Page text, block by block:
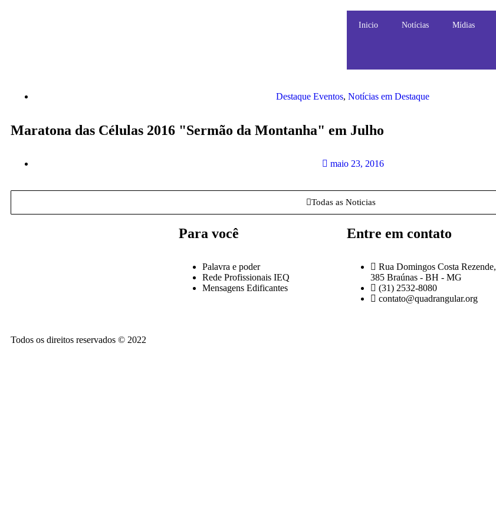
Inicio Notícias Mídias
Destaque Eventos, Notícias em Destaque
Maratona das Células 2016 "Sermão da Montanha" em Julho
maio 23, 2016
Todas as Noticias
Para você
Palavra e poder
Rede Profissionais IEQ
Mensagens Edificantes
Entre em contato
Rua Domingos Costa Rezende,
385 Braúnas - BH - MG
(31) 2532-8080
contato@quadrangular.org
Todos os direitos reservados © 2022